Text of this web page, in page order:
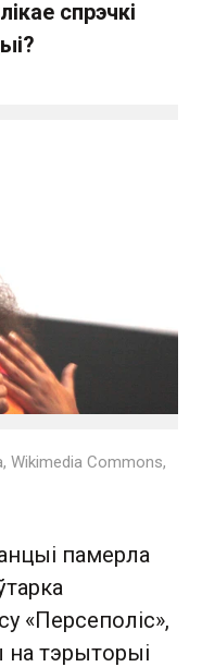
спрэчкі
Wikimedia Commons,
памерла
«Персеполіс»,
на тэрыторыі